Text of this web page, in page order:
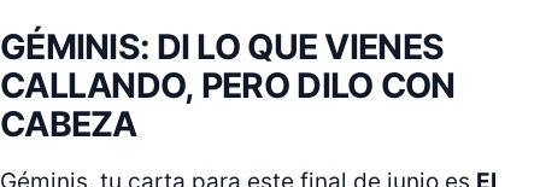
GÉMINIS: DI LO QUE VIENES
CALLANDO, PERO DILO CON
CABEZA
Géminis, tu carta para este final de junio es El